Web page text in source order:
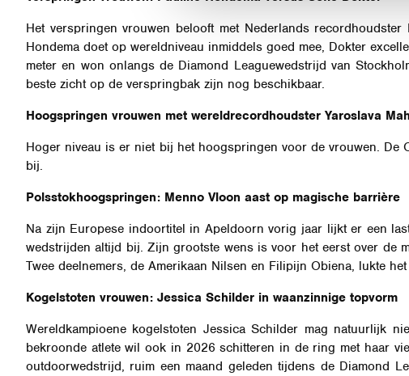
Het verspringen vrouwen belooft met Nederlands
Hondema doet op wereldniveau inmiddels goed mee, Dokter
meter en won onlangs de Diamond Leaguewedstrijd van
beste zicht op de verspringbak zijn nog beschikbaar.
Hoogspringen vrouwen met wereldrecordhoudster Yaroslava
Hoger niveau is er niet bij het hoogspringen voor de vrouwen. De
bij.
Polsstokhoogspringen: Menno Vloon aast op magische barrière
Na zijn Europese indoortitel in Apeldoorn vorig jaar lijkt er een
wedstrijden altijd bij. Zijn grootste wens is voor het eerst over de
Twee deelnemers, de Amerikaan Nilsen en Filipijn Obiena, lukte
Kogelstoten vrouwen: Jessica Schilder in waanzinnige topvorm
Wereldkampioene kogelstoten Jessica Schilder mag natuurlijk
bekroonde atlete wil ook in 2026 schitteren in de ring met haar
outdoorwedstrijd, ruim een maand geleden tijdens de Diamond